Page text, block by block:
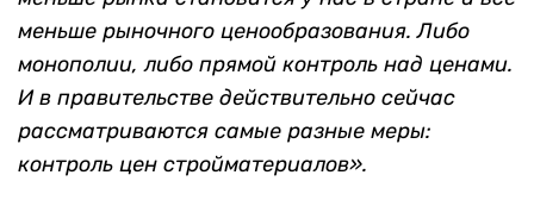
меньше рыночного ценообразования. Либо
монополии, либо прямой контроль над ценами.
И в правительстве действительно сейчас
рассматриваются самые разные меры:
контроль цен стройматериалов».